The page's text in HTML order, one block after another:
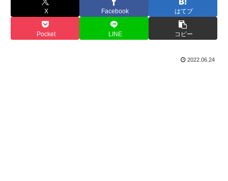
X Facebook はてブ
Pocket LINE コピー
2022.06.24